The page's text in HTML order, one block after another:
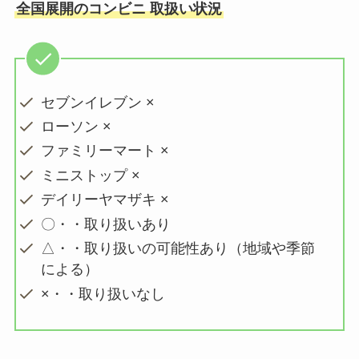
メープルマニア店舗は大阪ではど
を調査！
グミチョコ 生産終了の理由は？代
全国展開のコンビニ 取扱い状況
セブンイレブン ×
ローソン ×
ファミリーマート ×
ミニストップ ×
デイリーヤマザキ ×
〇・・取り扱いあり
△・・取り扱いの可能性あり（地域や季節
による）
×・・取り扱いなし